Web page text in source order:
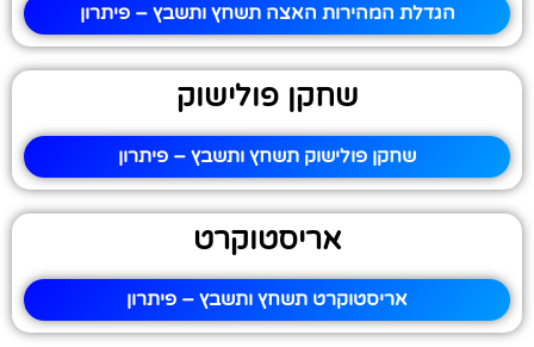
הגדלת המהירות האצה תשחץ ותשבץ – פיתרון
שחקן פולישוק
שחקן פולישוק תשחץ ותשבץ – פיתרון
אריסטוקרט
אריסטוקרט תשחץ ותשבץ – פיתרון